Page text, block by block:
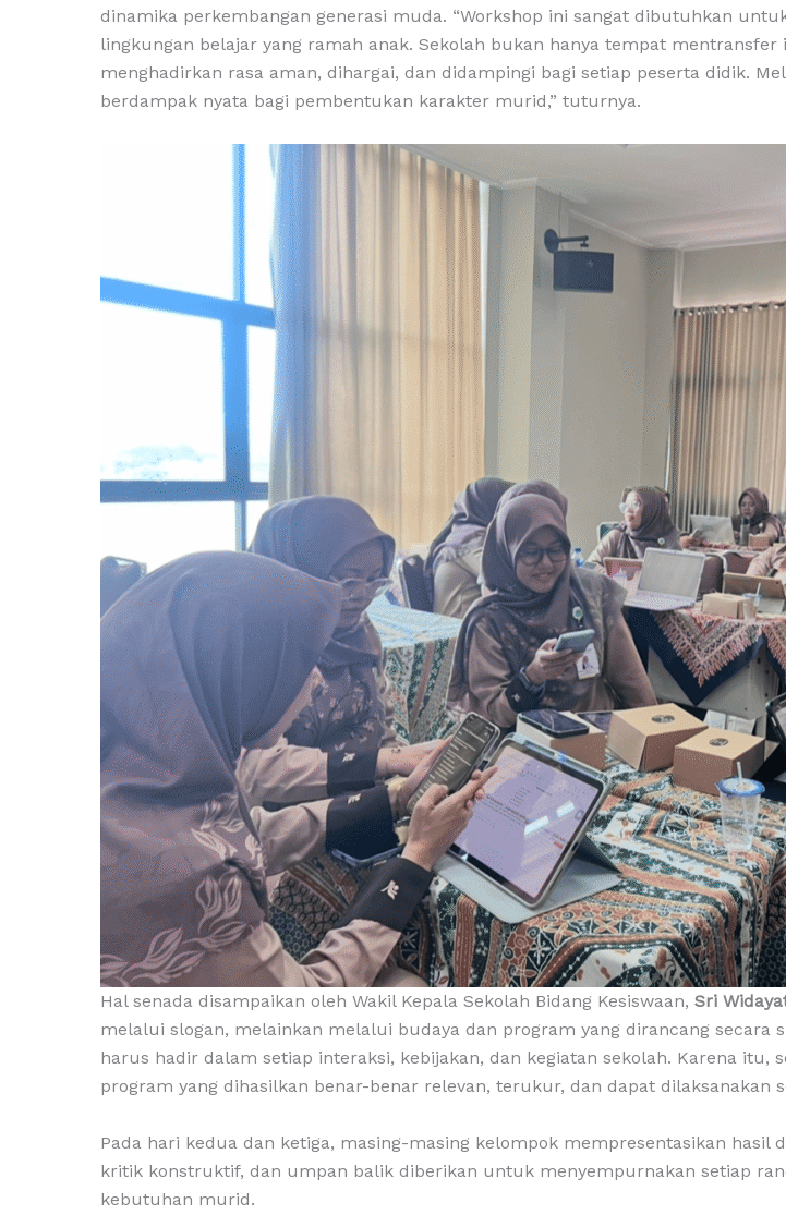
dinamika perkembangan generasi muda. “Workshop ini sangat dibutuhkan
lingkungan belajar yang ramah anak. Sekolah bukan hanya tempat
menghadirkan rasa aman, dihargai, dan didampingi bagi setiap peserta didik.
berdampak nyata bagi pembentukan karakter murid,” tuturnya.
Hal senada disampaikan oleh Wakil Kepala Sekolah Bidang Kesiswaan, Sri
melalui slogan, melainkan melalui budaya dan program yang dirancang secara
harus hadir dalam setiap interaksi, kebijakan, dan kegiatan sekolah. Karena
program yang dihasilkan benar-benar relevan, terukur, dan dapat dilaksanakan
Pada hari kedua dan ketiga, masing-masing kelompok mempresentasikan
kritik konstruktif, dan umpan balik diberikan untuk menyempurnakan setiap
kebutuhan murid.